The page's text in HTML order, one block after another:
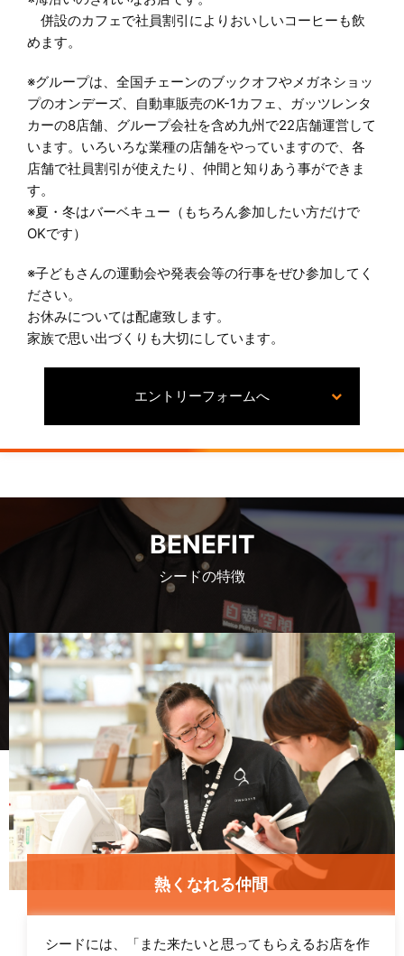
併設のカフェで社員割引によりおいしいコーヒーも飲
めます。
※グループは、全国チェーンのブックオフやメガネショッ
プのオンデーズ、自動車販売のK-1カフェ、ガッツレンタ
カーの8店舗、グループ会社を含め九州で22店舗運営して
います。いろいろな業種の店舗をやっていますので、各
店舗で社員割引が使えたり、仲間と知りあう事ができま
す。
※夏・冬はバーベキュー（もちろん参加したい方だけで
OKです）
※子どもさんの運動会や発表会等の行事をぜひ参加してく
ださい。
お休みについては配慮致します。
家族で思い出づくりも大切にしています。
エントリーフォームへ
BENEFIT
シードの特徴
熱くなれる仲間
シードには、「また来たいと思ってもらえるお店を作